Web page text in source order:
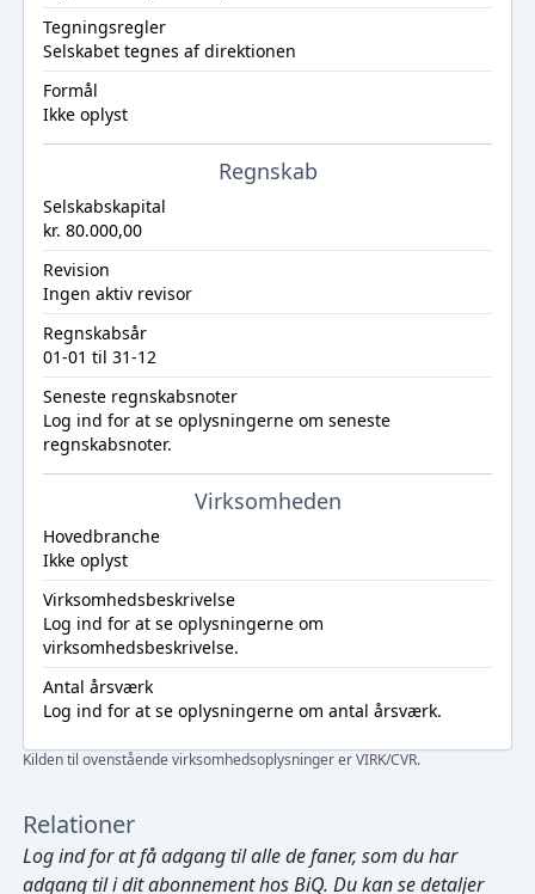
Tegningsregler
Selskabet tegnes af direktionen
Formål
Ikke oplyst
Regnskab
Selskabskapital
kr. 80.000,00
Revision
Ingen aktiv revisor
Regnskabsår
01-01 til 31-12
Seneste regnskabsnoter
Log ind for at se oplysningerne om seneste
regnskabsnoter.
Virksomheden
Hovedbranche
Ikke oplyst
Virksomhedsbeskrivelse
Log ind for at se oplysningerne om
virksomhedsbeskrivelse.
Antal årsværk
Log ind for at se oplysningerne om antal årsværk.
Kilden til ovenstående virksomhedsoplysninger er VIRK/CVR.
Relationer
Log indfor at få adgang til alle de faner, som du har
adgang til i dit abonnement hos BiQ. Du kan se detaljer